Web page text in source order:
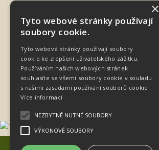
×
Tyto webové stránky používají
soubory cookie.
Tyto webové stránky používají soubory
cookie ke zlepšení uživatelského zážitku.
Používáním našich webových stránek
souhlasíte se všemi soubory cookie v souladu
s našimi zásadami používání souborů cookie.
Více informací
NEZBYTNĚ NUTNÉ SOUBORY
VÝKONOVÉ SOUBORY